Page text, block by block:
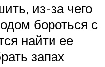
из-за чего
бороться с
найти ее
запах